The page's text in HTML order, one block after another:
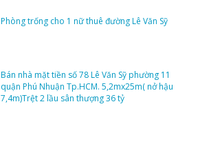
Phòng trống cho 1 nữ thuê đường Lê Văn Sỹ
Bán nhà mặt tiền số 78 Lê Văn Sỹ phường 11
quận Phú Nhuận Tp.HCM. 5,2mx25m( nở hậu
7,4m)Trệt 2 lầu sân thượng 36 tỷ